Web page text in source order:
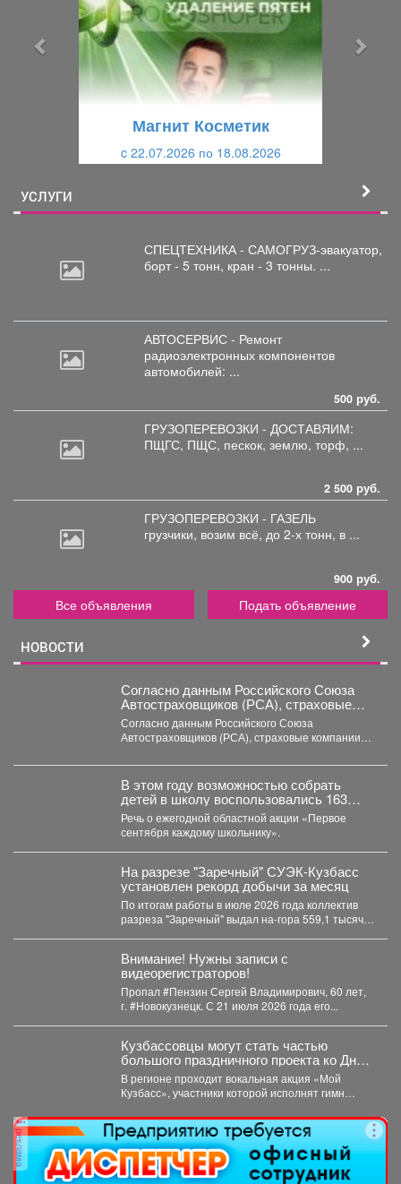
Магнит Косметик
c 22.07.2026 по 18.08.2026
УСЛУГИ
СПЕЦТЕХНИКА - САМОГРУЗ-эвакуатор,
борт - 5 тонн, кран - 3 тонны. ...
АВТОСЕРВИС - Ремонт
радиоэлектронных компонентов
автомобилей: ...
500 руб.
ГРУЗОПЕРЕВОЗКИ - ДОСТАВЯИМ:
ПЩГС, ПЩС, пескок, землю, торф, ...
2 500 руб.
ГРУЗОПЕРЕВОЗКИ - ГАЗЕЛЬ
грузчики, возим всё, до 2-х тонн, в ...
900 руб.
Все объявления Подать объявление
НОВОСТИ
Согласно данным Российского Союза
Автостраховщиков (РСА), страховые
компании за первое полугодие 2026 года
выплатили более 35,3 млрд руб.
Согласно данным Российского Союза
Автостраховщиков (РСА), страховые компании
более...
В этом году возможностью собрать
детей в школу воспользовались 163
малообеспеченные семьи
Междуреченска.
Речь о ежегодной областной акции «Первое
сентября каждому школьнику».
На разрезе "Заречный" СУЭК-Кузбасс
установлен рекорд добычи за месяц
По итогам работы в июле 2026 года коллектив
разреза "Заречный" выдал на-гора 559,1 тысяч
Внимание! Нужны записи с
видеорегистраторов!
Пропал #Пензин Сергей Владимирович, 60 лет,
г. #Новокузнецк. С 21 июля 2026 года его...
Кузбассовцы могут стать частью
большого праздничного проекта ко Дню
шахтера.
В регионе проходит вокальная акция «Мой
Кузбасс», участники которой исполнят гимн
реклама